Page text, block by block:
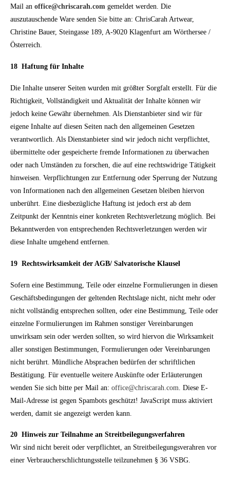
Mail an office@chriscarah.com gemeldet werden. Die
auszutauschende Ware senden Sie bitte an: ChrisCarah Artwear,
Christine Bauer, Steingasse 189, A-9020 Klagenfurt am Wörthersee /
Österreich.
18 Haftung für Inhalte
Die Inhalte unserer Seiten wurden mit größter Sorgfalt erstellt. Für die
Richtigkeit, Vollständigkeit und Aktualität der Inhalte können wir
jedoch keine Gewähr übernehmen. Als Dienstanbieter sind wir für
eigene Inhalte auf diesen Seiten nach den allgemeinen Gesetzen
verantwortlich. Als Dienstanbieter sind wir jedoch nicht verpflichtet,
übermittelte oder gespeicherte fremde Informationen zu überwachen
oder nach Umständen zu forschen, die auf eine rechtswidrige Tätigkeit
hinweisen. Verpflichtungen zur Entfernung oder Sperrung der Nutzung
von Informationen nach den allgemeinen Gesetzen bleiben hiervon
unberührt. Eine diesbezügliche Haftung ist jedoch erst ab dem
Zeitpunkt der Kenntnis einer konkreten Rechtsverletzung möglich. Bei
Bekanntwerden von entsprechenden Rechtsverletzungen werden wir
diese Inhalte umgehend entfernen.
19 Rechtswirksamkeit der AGB/ Salvatorische Klausel
Sofern eine Bestimmung, Teile oder einzelne Formulierungen in diesen
Geschäftsbedingungen der geltenden Rechtslage nicht, nicht mehr oder
nicht vollständig entsprechen sollten, oder eine Bestimmung, Teile oder
einzelne Formulierungen im Rahmen sonstiger Vereinbarungen
unwirksam sein oder werden sollten, so wird hiervon die Wirksamkeit
aller sonstigen Bestimmungen, Formulierungen oder Vereinbarungen
nicht berührt. Mündliche Absprachen bedürfen der schriftlichen
Bestätigung. Für eventuelle weitere Auskünfte oder Erläuterungen
wenden Sie sich bitte per Mail an: office@chriscarah.com . Diese E-
Mail-Adresse ist gegen Spambots geschützt! JavaScript muss aktiviert
werden, damit sie angezeigt werden kann.
20 Hinweis zur Teilnahme an Streitbeilegungsverfahren
Wir sind nicht bereit oder verpflichtet, an Streitbeilegungsverahren vor
einer Verbraucherschlichtungsstelle teilzunehmen § 36 VSBG.